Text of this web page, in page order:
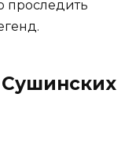
проследить